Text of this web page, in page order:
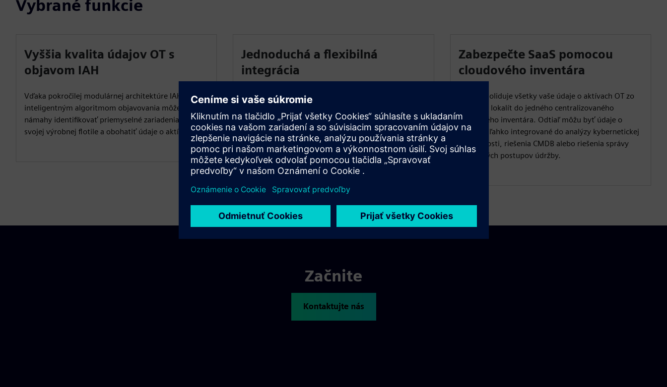
Vybrané funkcie
Vyššia kvalita údajov OT s
objavom IAH
Vďaka pokročilej modulárnej architektúre IAH a
inteligentným algoritmom objavovania môžete bez
námahy identifikovať priemyselné zariadenia v celej
svojej výrobnej flotile a obohatiť údaje o aktívach OT.
Jednoduchá a flexibilná
integrácia
Nasaďte IAH Gateway a Asset Links v rámci Siemens
bunke alebo v kontajneri Docker) vo vašej
automatizačnej vrstve a objavte niekoľko výrobných
sietí.
Zabezpečte SaaS pomocou
cloudového inventára
IAH konsoliduje všetky vaše údaje o aktívach OT zo
všetkých lokalít do jedného centralizovaného
cloudového inventára. Odtiaľ môžu byť údaje o
aktívach ľahko integrované do analýzy kybernetickej
bezpečnosti, riešenia CMDB alebo riešenia správy
pracovných postupov údržby.
Začnite
Kontaktujte nás